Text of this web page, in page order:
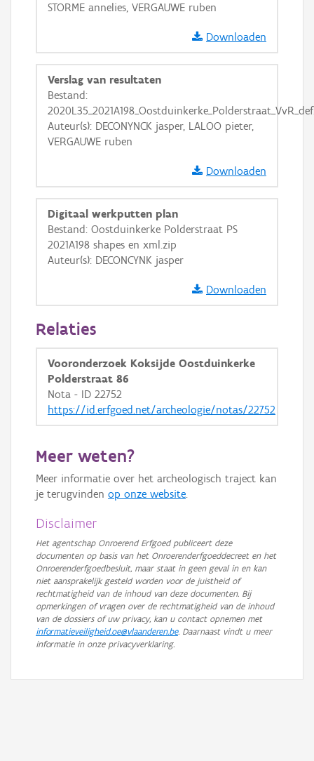
Basis Lagen
OSM-Basiskaart
Ortho
STORME annelies, VERGAUWE ruben
Downloaden
Verslag van resultaten
Bestand:
Auteur(s): DECONYNCK jasper, LALOO pieter,
VERGAUWE ruben
Downloaden
Digitaal werkputten plan
Bestand: Oostduinkerke Polderstraat PS
2021A198 shapes en xml.zip
Auteur(s): DECONCYNK jasper
Downloaden
Relaties
Vooronderzoek Koksijde Oostduinkerke
Polderstraat 86
Nota - ID 22752
https://id.erfgoed.net/archeologie/notas/22752
Meer weten?
Meer informatie over het archeologisch traject kan
je terugvinden op onze website.
Disclaimer
Het agentschap Onroerend Erfgoed publiceert deze
documenten op basis van het Onroerenderfgoeddecreet en het
Onroerenderfgoedbesluit, maar staat in geen geval in en kan
niet aansprakelijk gesteld worden voor de juistheid of
rechtmatigheid van de inhoud van deze documenten. Bij
opmerkingen of vragen over de rechtmatigheid van de inhoud
van de dossiers of uw privacy, kan u contact opnemen met
informatieveiligheid.oe@vlaanderen.be. Daarnaast vindt u meer
informatie in onze privacyverklaring.